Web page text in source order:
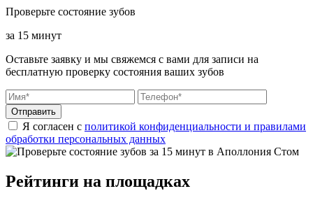
Проверьте состояние зубов
за 15 минут
Оставьте заявку и мы свяжемся с вами для записи на
бесплатную проверку состояния ваших зубов
Отправить
Я согласен с политикой конфиденциальности и правилами
обработки персональных данных
Рейтинги на площадках